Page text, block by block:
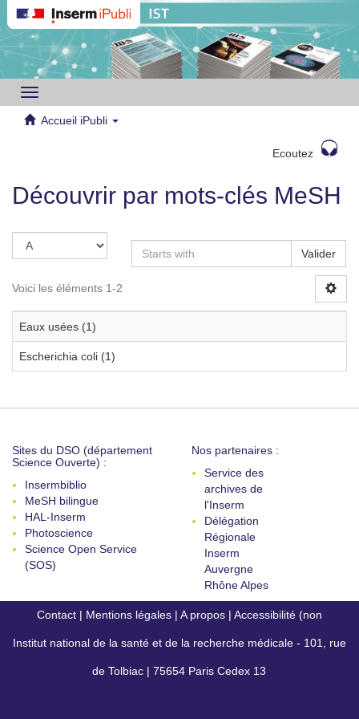
Toggle
navigation
Accueil iPubli
Ecoutez
Découvrir par mots-clés MeSH
Valider
Voici les éléments 1-2
Eaux usées (1)
Escherichia coli (1)
Sites du DSO (département
Science Ouverte) :
Insermbiblio
MeSH bilingue
HAL-Inserm
Photoscience
Science Open Service
(SOS)
Nos partenaires :
Service des
archives de
l'Inserm
Délégation
Régionale
Inserm
Auvergne
Rhône Alpes
Contact | Mentions légales | A propos | Accessibilité (non
conforme)
Institut national de la santé et de la recherche médicale - 101, rue
de Tolbiac | 75654 Paris Cedex 13